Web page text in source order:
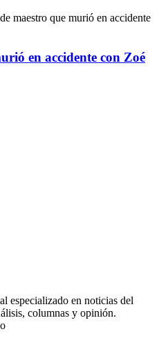
en accidente con Zoé
especializado en noticias del
columnas y opinión.